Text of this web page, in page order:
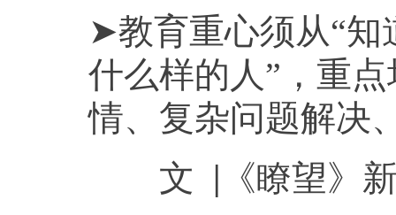
➤教育重心须从“知
什么样的人”，重
情、复杂问题解决
文 |《瞭望》新